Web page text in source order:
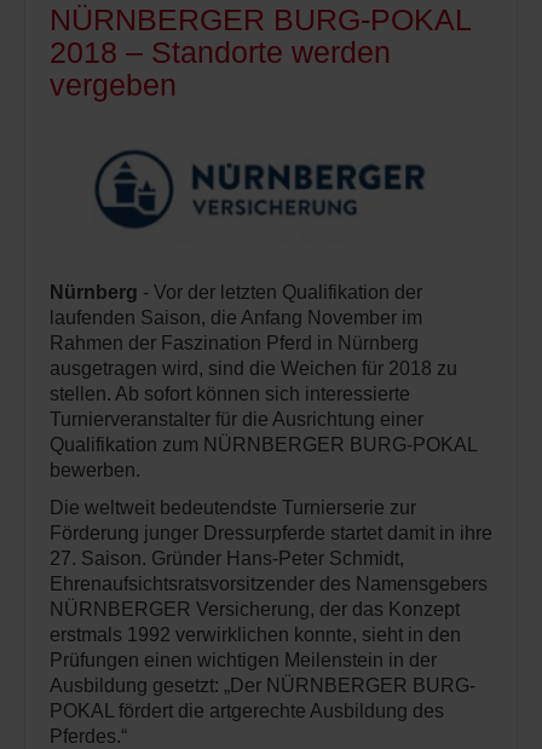
NÜRNBERGER BURG-POKAL
2018 – Standorte werden
vergeben
Nürnberg - Vor der letzten Qualifikation der
laufenden Saison, die Anfang November im
Rahmen der Faszination Pferd in Nürnberg
ausgetragen wird, sind die Weichen für 2018 zu
stellen. Ab sofort können sich interessierte
Turnierveranstalter für die Ausrichtung einer
Qualifikation zum NÜRNBERGER BURG-POKAL
bewerben.
Die weltweit bedeutendste Turnierserie zur
Förderung junger Dressurpferde startet damit in ihre
27. Saison. Gründer Hans-Peter Schmidt,
Ehrenaufsichtsratsvorsitzender des Namensgebers
NÜRNBERGER Versicherung, der das Konzept
erstmals 1992 verwirklichen konnte, sieht in den
Prüfungen einen wichtigen Meilenstein in der
Ausbildung gesetzt: „Der NÜRNBERGER BURG-
POKAL fördert die artgerechte Ausbildung des
Pferdes.“